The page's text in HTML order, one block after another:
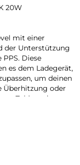
20W
mit einer
der Unterstützung
Diese
es dem Ladegerät,
um deinen
Überhitzung oder
Tablet oder
dir mehr Zeit für